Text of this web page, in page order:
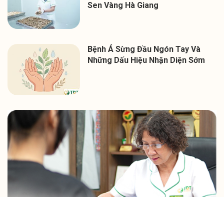
Sen Vàng Hà Giang
Bệnh Á Sừng Đầu Ngón Tay Và
Những Dấu Hiệu Nhận Diện Sớm